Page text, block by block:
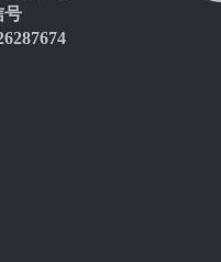
板
号